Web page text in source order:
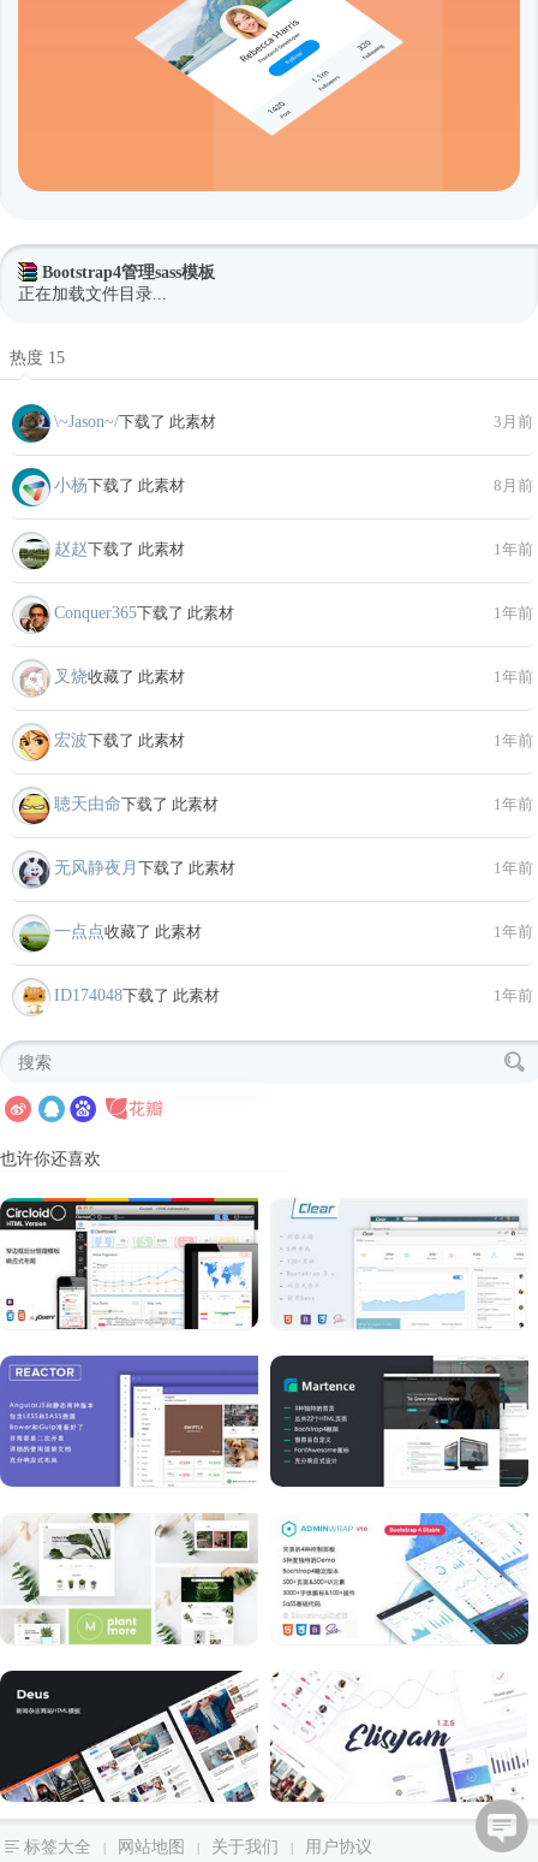
Bootstrap4管理sass模板
正在加载文件目录...
热度 15
\~Jason~/下载了 此素材 3月前
小杨下载了 此素材 8月前
赵赵下载了 此素材 1年前
Conquer365下载了 此素材 1年前
叉烧收藏了 此素材 1年前
宏波下载了 此素材 1年前
聴天由命下载了 此素材 1年前
无风静夜月 下载了 此素材 1年前
一点点收藏了 此素材 1年前
ID174048下载了 此素材 1年前
也许你还喜欢
标签大全 | 网站地图 | 关于我们 | 用户协议